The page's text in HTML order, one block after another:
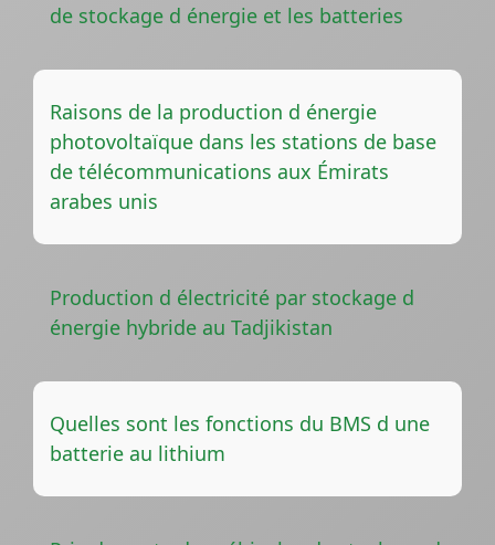
de stockage d énergie et les batteries
Raisons de la production d énergie
photovoltaïque dans les stations de base
de télécommunications aux Émirats
arabes unis
Production d électricité par stockage d
énergie hybride au Tadjikistan
Quelles sont les fonctions du BMS d une
batterie au lithium